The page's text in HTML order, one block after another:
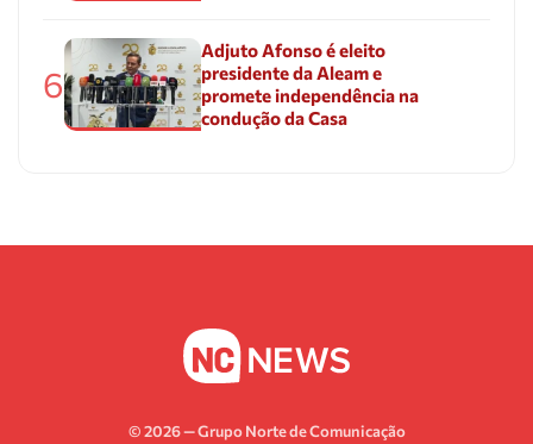
6
Adjuto Afonso é eleito
presidente da Aleam e
promete independência na
condução da Casa
© 2026 — Grupo Norte de Comunicação